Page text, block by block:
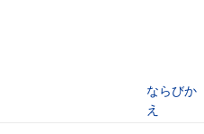
ならびか
え